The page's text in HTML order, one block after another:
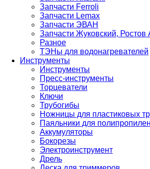
Запчасти Ferroli
Запчасти Lemax
Запчасти ЭВАН
Запчасти Жуковский,
Разное
ТЭНы для водонагревателей
Инструменты
Инструменты
Пресс-инструменты
Торцеватели
Ключи
Трубогибы
Ножницы для пластиковых
Паяльники для
Аккумуляторы
Бокорезы
Электроинструмент
Дрель